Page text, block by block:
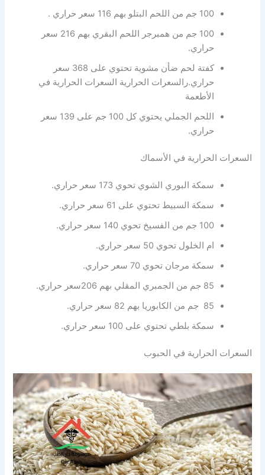
100 جم من اللحم البتلو بهم 116 سعر حراري .
100 جم من همبرجر اللحم البقري بهم 216 سعر
حراري.
كفتة لحم ضأن مشوية تحتوي على 368 سعر
حراري.رالسعرات الحرارية السعرات الحرارية في
الأطعمة
اللحم الجملي يحتوي كل 100 جم على 139 سعر
حراري.
السعرات الحرارية في الأسماك
سمكة البوري الشوي تحوي 173 سعر حراري.
سمكة السبيط تحتوي على 61 سعر حراري.
100 جم من الفسيخ تحوي 140 سعر حراري.
ام الخلول تحوي 50 سعر حراري.
سمكة مرجان تحوي 70 سعر حراري.
85 جم من الجمبري المقلي بهم 206سعر حراري.
85 جم من الكابوريا بهم 82 سعر حراري.
سمكة بلطي تحتوي على 100 سعر حراري.
السعرات الحرارية في الحبوب